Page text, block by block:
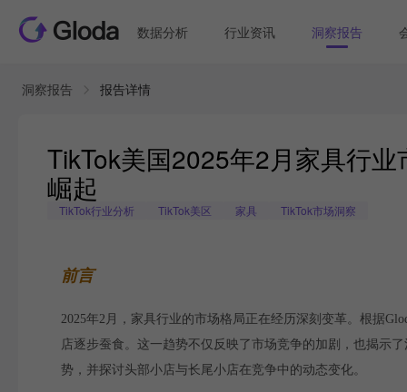
数据分析 行业资讯 洞察报告
洞察报告 报告详情
TikTok美国2025年2月家具行
崛起
TikTok行业分析 TikTok美区 家具 TikTok市场洞察
前言
2025年2月，家具行业的市场格局正在经历深刻变革。根据
店逐步蚕食。这一趋势不仅反映了市场竞争的加剧，也揭示
势，并探讨头部小店与长尾小店在竞争中的动态变化。